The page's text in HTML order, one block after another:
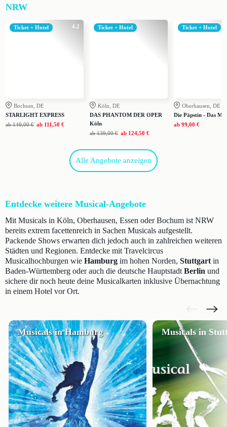
NRW
4.2
Ticket + Hotel
Bochum, DE
STARLIGHT EXPRESS
ab 149,00 € ab 111,50 €
Ticket + Hotel
Köln, DE
DAS PHANTOM DER OPER
Köln
ab 139,00 € ab 124,50 €
Ticket + Hotel
Oberhausen, DE
Die Päpstin - Das
ab 99,00 €
Alle Angebote anzeigen
Entdecke weitere Musical-Angebote
Mit Musicals in Köln, Oberhausen, Essen oder Bochum ist NRW
bereits extrem facettenreich in Sachen Musicals aufgestellt.
Packende Shows erwarten dich jedoch auch in zahlreichen weiteren
Städten und Regionen. Entdecke mit Travelcircus
Musicalhochburgen wie Hamburg im hohen Norden, Stuttgart in
Baden-Württemberg oder auch die deutsche Hauptstadt Berlin und
sichere dir noch heute deine Musicalkarten inklusive Übernachtung
in einem Hotel vor Ort.
Musicals in Hamburg Musicals in